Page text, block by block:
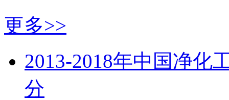
更多>>
2013-2018年中国净化
分